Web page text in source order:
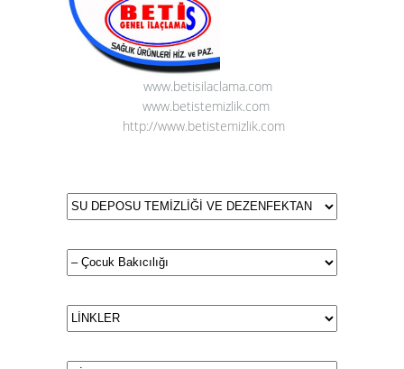
www.betisilaclama.com
www.betistemizlik.com
http://www.betistemizlik.com